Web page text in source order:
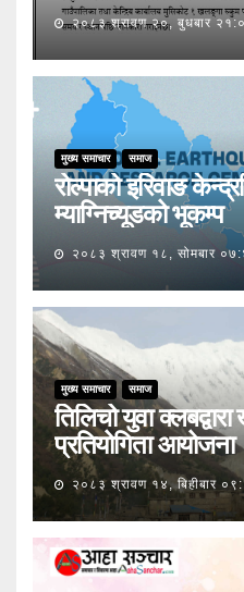
२०८३ श्रावण २०, बुधबार
मुख्य समाचार समाज
रोल्पाको इरिवाङ
म्याग्निच्यूडको भूकम्प
२०८३ श्रावण १८, सोमबार
मुख्य समाचार समाज
तिलिचो युवा
प्रतियोगिता आयोजना
२०८३ श्रावण १४, बिहीबार